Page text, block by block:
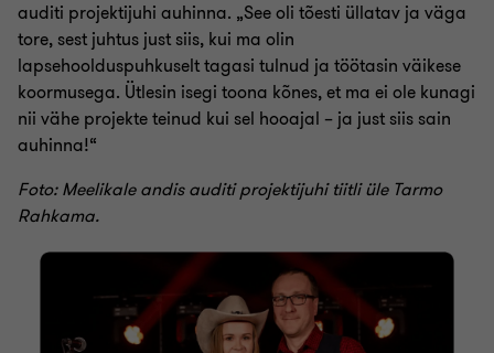
auditi projektijuhi auhinna. „See oli tõesti üllatav ja väga
tore, sest juhtus just siis, kui ma olin
lapsehoolduspuhkuselt tagasi tulnud ja töötasin väikese
koormusega. Ütlesin isegi toona kõnes, et ma ei ole kunagi
nii vähe projekte teinud kui sel hooajal – ja just siis sain
auhinna!“
Foto: Meelikale andis auditi projektijuhi tiitli üle Tarmo
Rahkama.